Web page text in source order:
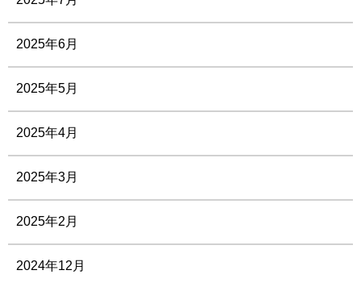
2025年6月
2025年5月
2025年4月
2025年3月
2025年2月
2024年12月